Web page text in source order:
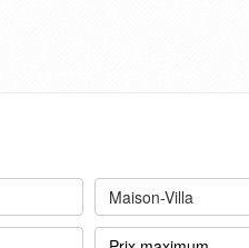
Maison-Villa